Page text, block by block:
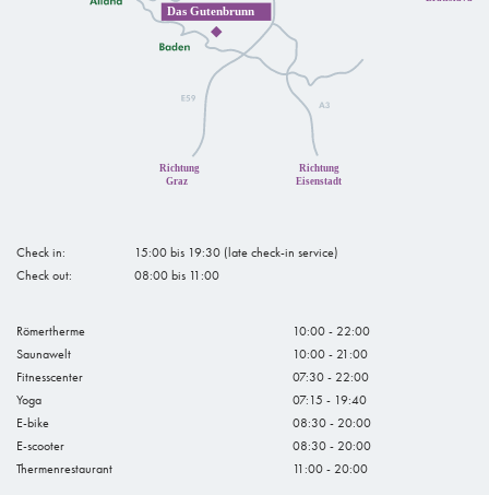
Check in:
15:00 bis 19:30 (late check-in service)
Check out:
08:00 bis 11:00
Römertherme
10:00 - 22:00
Saunawelt
10:00 - 21:00
Fitnesscenter
07:30 - 22:00
Yoga
07:15 - 19:40
E-bike
08:30 - 20:00
E-scooter
08:30 - 20:00
Thermenrestaurant
11:00 - 20:00